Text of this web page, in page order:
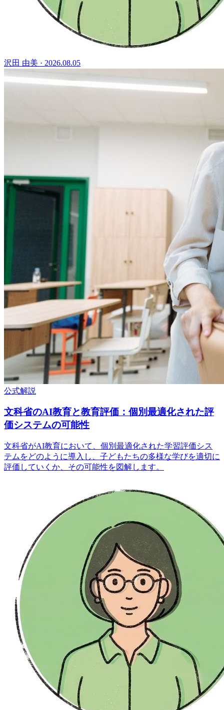
沢田 由美 · 2026.08.05
公式解説
文科省のAI教育と教育評価：個別最適化された評
価システムの可能性
文科省がAI教育において、個別最適化された学習評価シス
テムをどのように導入し、子どもたちの多様な学びを適切に
評価していくか、その可能性を図解します。